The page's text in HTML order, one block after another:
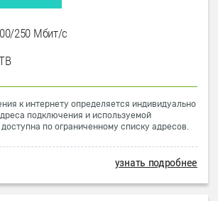
250 Мбит/с
к интернету определяется индивидуально
подключения и используемой
доступна по ограниченному списку адресов.
узнать подробнее